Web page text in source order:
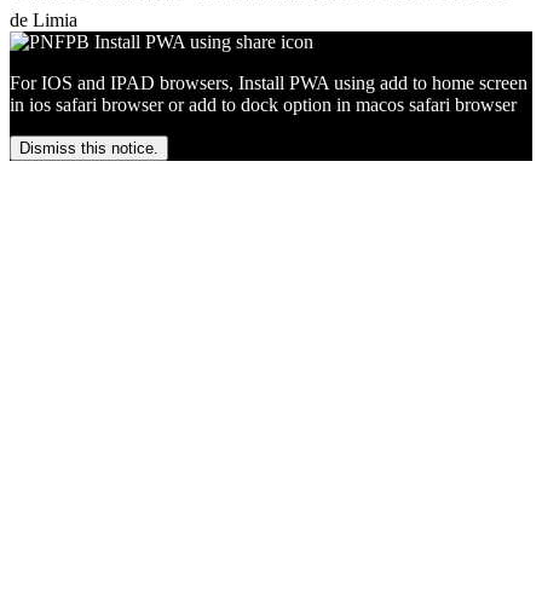
de Limia
For IOS and IPAD browsers, Install PWA using add to home screen
in ios safari browser or add to dock option in macos safari browser
Dismiss this notice.